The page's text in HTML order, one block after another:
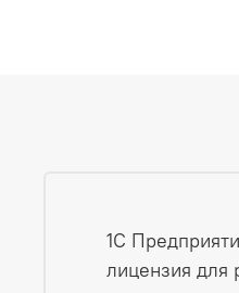
1С
лицензия для